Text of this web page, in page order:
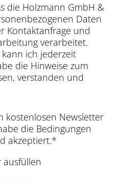
die Holzmann GmbH &
Daten
Kontaktanfrage und
verarbeitet.
kann ich jederzeit
die Hinweise zum
verstanden und
kostenlosen Newsletter
die Bedingungen
akzeptiert.*
ausfüllen